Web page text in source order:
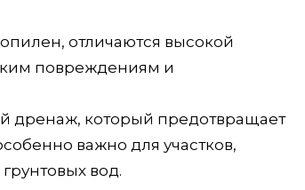
отличаются высокой
повреждениям и
дренаж, который предотвращает
важно для участков,
вод.